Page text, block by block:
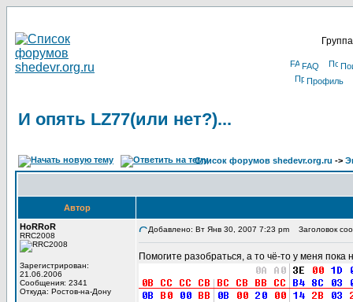
FAQ
Профиль
И опять LZ77(или нет?)...
Список форумов shedevr.org.ru ->
Автор
HoRRoR
RRC2008
Зарегистрирован:
21.06.2006
Сообщения: 2341
Откуда: Ростов-на-Дону
Добавлено: Вт Янв 30, 2007 7:23 pm Заголовок
Помогите разобраться, а то чё-то у меня пока